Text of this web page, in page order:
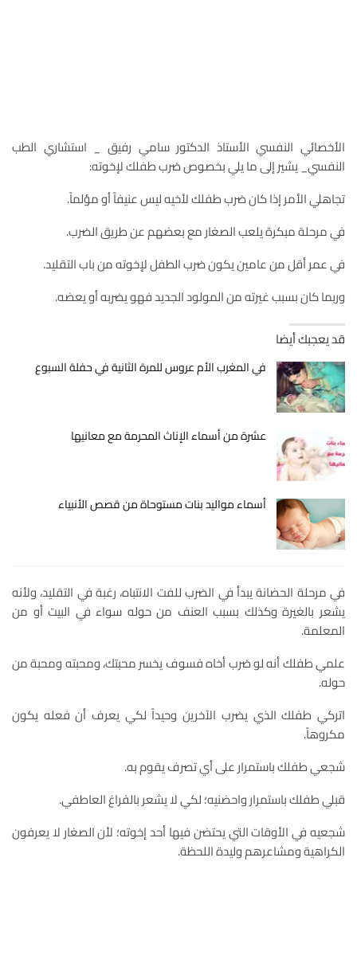
الأخصائي النفسي الأستاذ الدكتور سامي رفيق _ استشاري الطب
النفسي_ يشير إلى ما يلي بخصوص ضرب طفلك لإخوته:
تجاهلي الأمر إذا كان ضرب طفلك لأخيه ليس عنيفاً أو مؤلماً.
في مرحلة مبكرة يلعب الصغار مع بعضهم عن طريق الضرب.
في عمر أقل من عامين يكون ضرب الطفل لإخوته من باب التقليد.
وربما كان بسبب غيرته من المولود الجديد فهو يضربه أو يعضه.
قد يعجبك أيضا
في المغرب الأم عروس للمرة الثانية في حفلة السبوع
عشرة من أسماء اﻹناث المحرمة مع معانيها
أسماء مواليد بنات مستوحاة من قصص الأنبياء
في مرحلة الحضانة يبدأ في الضرب للفت الانتباه، رغبة في التقليد، ولأنه
يشعر بالغيرة وكذلك بسبب العنف من حوله سواء في البيت أو من
المعلمة.
علمي طفلك أنه لو ضرب أخاه فسوف يخسر محبتك، ومحبته ومحبة من
حوله.
اتركي طفلك الذي يضرب الآخرين وحيداً لكي يعرف أن فعله يكون
مكروهاً.
شجعي طفلك باستمرار على أي تصرف يقوم به.
قبلي طفلك باستمرار واحضنيه؛ لكي لا يشعر بالفراغ العاطفي.
شجعيه في الأوقات التي يحتضن فيها أحد إخوته؛ لأن الصغار لا يعرفون
الكراهية ومشاعرهم وليدة اللحظة.